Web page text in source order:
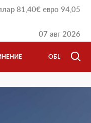
07 авг 2026
81,40€ евро 94,05
ОБЩЕСТВО